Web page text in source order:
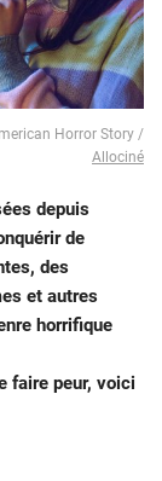
Horror Story /
Allociné
depuis
de
des
et autres
horrifique
faire peur, voici